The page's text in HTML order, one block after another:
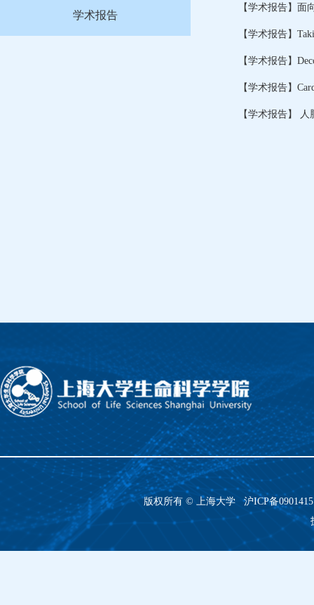
学术报告
【学术报告】面
【学术报告】
【学术报告】
【学术报告】
版权所有 © 上海大学
沪ICP备